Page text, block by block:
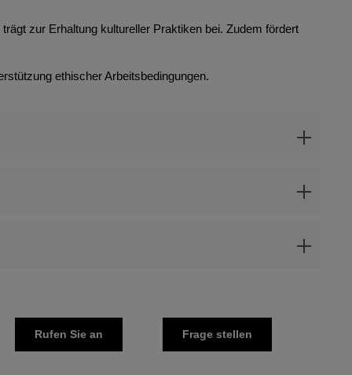
zur Erhaltung kultureller Praktiken bei. Zudem fördert
ethischer Arbeitsbedingungen.
Rufen Sie an Frage stellen